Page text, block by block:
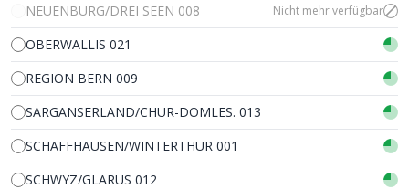
NEUENBURG/DREI SEEN 008
Nicht mehr verfügbar
OBERWALLIS 021
REGION BERN 009
SARGANSERLAND/CHUR-DOMLES. 013
SCHAFFHAUSEN/WINTERTHUR 001
SCHWYZ/GLARUS 012